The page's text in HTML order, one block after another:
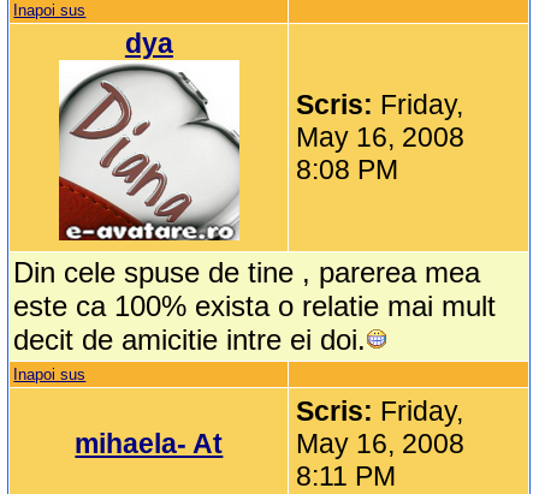
Inapoi sus
dya
Scris: Friday,
May 16, 2008
8:08 PM
Din cele spuse de tine , parerea mea
este ca 100% exista o relatie mai mult
decit de amicitie intre ei doi.
Inapoi sus
mihaela- At
Scris: Friday,
May 16, 2008
8:11 PM